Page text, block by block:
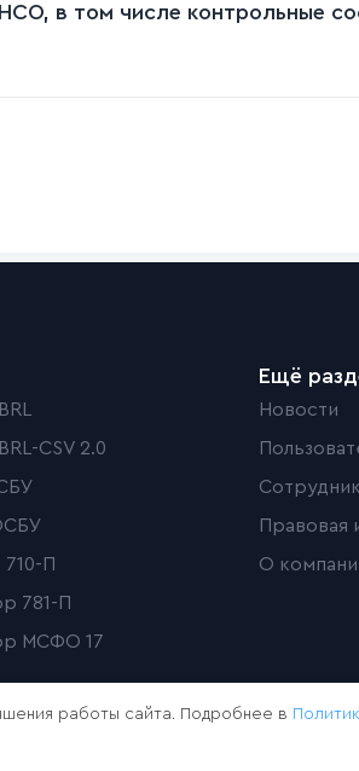
в том числе контрольные
CSV 2.0
П
781-П
МСФО 17
Ещё
Новости
Правовая
О
работы сайта. Подробнее в